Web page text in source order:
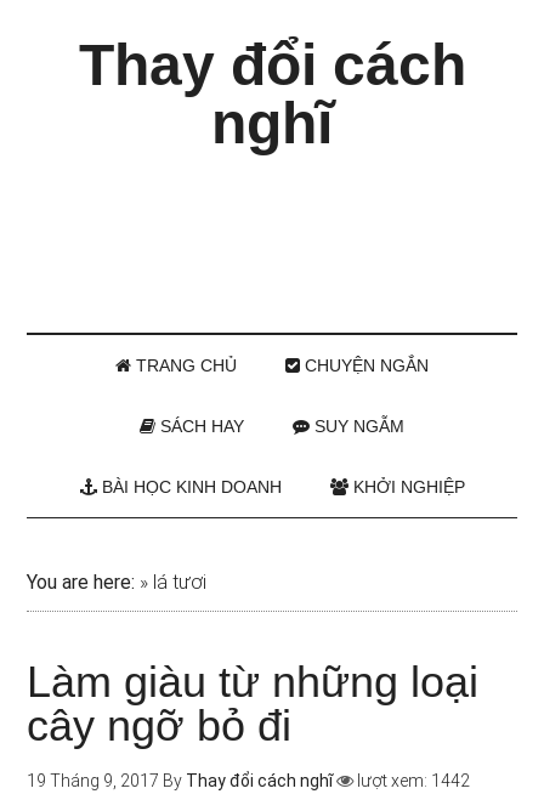
Thay đổi cách
nghĩ
TRANG CHỦ CHUYỆN NGẮN
SÁCH HAY SUY NGẪM
BÀI HỌC KINH DOANH KHỞI NGHIỆP
You are here: » lá tươi
Làm giàu từ những loại
cây ngỡ bỏ đi
19 Tháng 9, 2017 By Thay đổi cách nghĩ lượt xem: 1442